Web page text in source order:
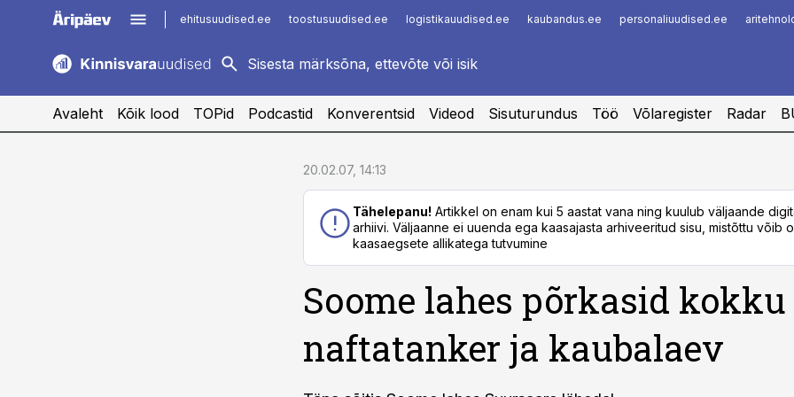
ehitusuudised.ee toostusuudised.ee logistikauudised.ee kaubandus.ee personaliuudised.ee
kaubandus.ee
logistikauudised.ee
imelineajalugu.ee
Infopank
Avaleht Kõik lood TOPid Podcastid Konverentsid Videod Sisuturundus Töö Võlaregister Radar
20.02.07, 14:13
Tähelepanu! Artikkel on enam kui 5 aastat vana ning kuulub väljaande
arhiivi. Väljaanne ei uuenda ega kaasajasta arhiveeritud sisu, mistõttu võib
kaasaegsete allikatega tutvumine
Soome lahes põrkasid kokku
naftatanker ja kaubalaev